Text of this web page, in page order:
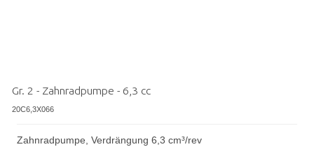
Gr. 2 - Zahnradpumpe - 6,3 cc
20C6,3X066
Zahnradpumpe, Verdrängung 6,3 cm³/rev